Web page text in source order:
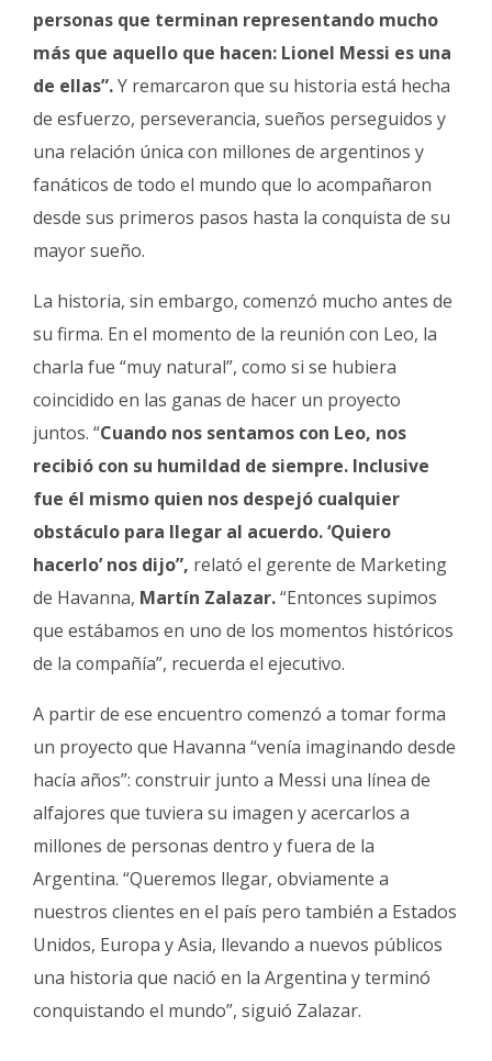
personas que terminan representando mucho
más que aquello que hacen: Lionel Messi es una
de ellas”.Y remarcaron que su historia está hecha
de esfuerzo, perseverancia, sueños perseguidos y
una relación única con millones de argentinos y
fanáticos de todo el mundo que lo acompañaron
desde sus primeros pasos hasta la conquista de su
mayor sueño.
La historia, sin embargo, comenzó mucho antes de
su firma. En el momento de la reunión con Leo, la
charla fue “muy natural”, como si se hubiera
coincidido en las ganas de hacer un proyecto
juntos. “Cuando nos sentamos con Leo, nos
recibió con su humildad de siempre. Inclusive
fue él mismo quien nos despejó cualquier
obstáculo para llegar al acuerdo. ‘Quiero
hacerlo’ nos dijo”, relató el gerente de Marketing
de Havanna, Martín Zalazar.“Entonces supimos
que estábamos en uno de los momentos históricos
de la compañía”, recuerda el ejecutivo.
A partir de ese encuentro comenzó a tomar forma
un proyecto que Havanna “venía imaginando desde
hacía años”: construir junto a Messi una línea de
alfajores que tuviera su imagen y acercarlos a
millones de personas dentro y fuera de la
Argentina. “Queremos llegar, obviamente a
nuestros clientes en el país pero también a Estados
Unidos, Europa y Asia, llevando a nuevos públicos
una historia que nació en la Argentina y terminó
conquistando el mundo”, siguió Zalazar.